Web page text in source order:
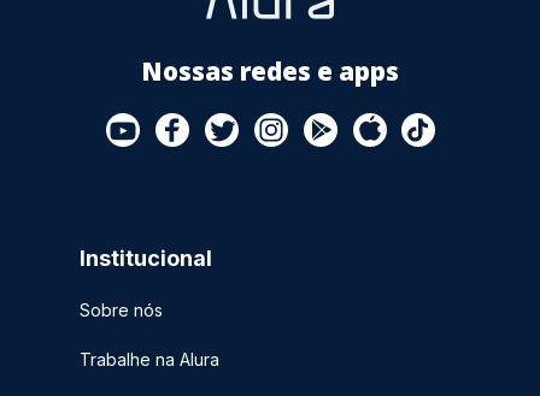
Nossas redes e apps
Institucional
Sobre nós
Trabalhe na Alura